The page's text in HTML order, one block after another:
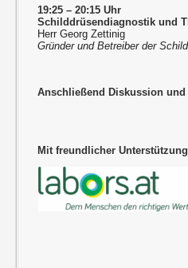
19:25 – 20:15 Uhr
Schilddrüsendiagnostik und
Herr Georg Zettinig
Gründer und Betreiber der
Anschließend Diskussion
Mit freundlicher